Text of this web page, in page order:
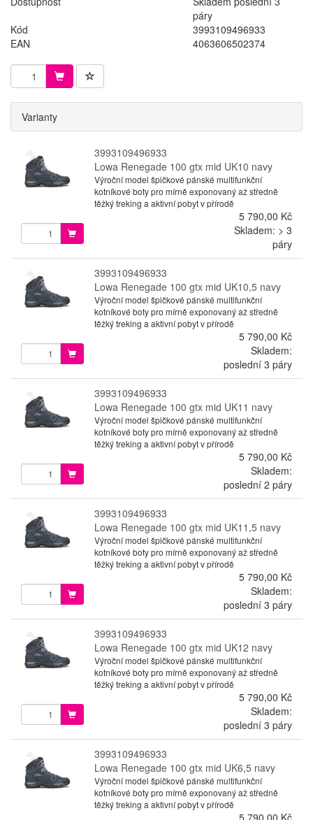
páry
Kód
3993109496933
EAN
4063606502374
Varianty
3993109496933
Lowa Renegade 100 gtx mid UK10 navy
Výroční model špičkové pánské multifunkční
kotníkové boty pro mírně exponovaný až středně
těžký treking a aktivní pobyt v přírodě
5 790,00 Kč
Skladem: > 3
páry
3993109496933
Lowa Renegade 100 gtx mid UK10,5 navy
Výroční model špičkové pánské multifunkční
kotníkové boty pro mírně exponovaný až středně
těžký treking a aktivní pobyt v přírodě
5 790,00 Kč
Skladem:
poslední 3 páry
3993109496933
Lowa Renegade 100 gtx mid UK11 navy
Výroční model špičkové pánské multifunkční
kotníkové boty pro mírně exponovaný až středně
těžký treking a aktivní pobyt v přírodě
5 790,00 Kč
Skladem:
poslední 2 páry
3993109496933
Lowa Renegade 100 gtx mid UK11,5 navy
Výroční model špičkové pánské multifunkční
kotníkové boty pro mírně exponovaný až středně
těžký treking a aktivní pobyt v přírodě
5 790,00 Kč
Skladem:
poslední 3 páry
3993109496933
Lowa Renegade 100 gtx mid UK12 navy
Výroční model špičkové pánské multifunkční
kotníkové boty pro mírně exponovaný až středně
těžký treking a aktivní pobyt v přírodě
5 790,00 Kč
Skladem:
poslední 3 páry
3993109496933
Lowa Renegade 100 gtx mid UK6,5 navy
Výroční model špičkové pánské multifunkční
kotníkové boty pro mírně exponovaný až středně
těžký treking a aktivní pobyt v přírodě
5 790,00 Kč